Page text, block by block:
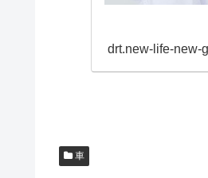
drt.new-life-new-
車